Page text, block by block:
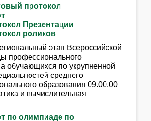
протокол
Презентации
роликов
этап Всероссийской
профессионального
обучающихся по укрупненной
среднего
образования 09.00.00
и вычислительная
по олимпиаде по